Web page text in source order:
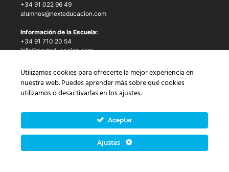
+34 91 022 96 49
alumnos@nexteducacion.com
Información de la Escuela:
+34 91 710 20 54
info@nexteducacion.com
Masters Next Educación
Máster en Control de la Gestión Empresarial
Master in International Business
Máster Internacional en Creación y Aceleración Empresarial
Máster en Comunicación y Marketing Digital
Utilizamos cookies para ofrecerte la mejor experiencia en
nuestra web. Puedes aprender más sobre qué cookies
utilizamos o desactivarlas en losajustes.
Aceptar
Ajustes